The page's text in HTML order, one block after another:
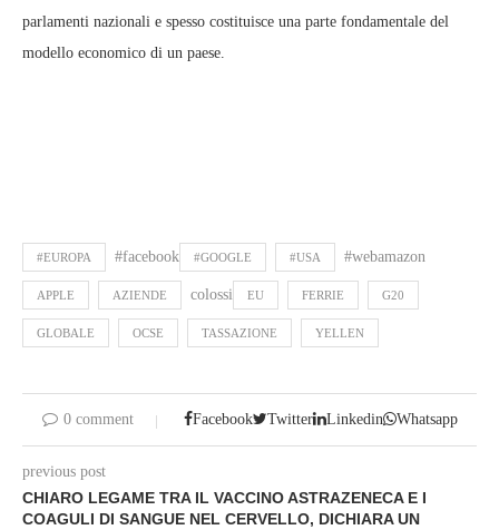
parlamenti nazionali e spesso costituisce una parte fondamentale del
modello economico di un paese.
#EUROPA #facebook #GOOGLE #USA #webamazon
APPLE AZIENDE colossi EU FERRIE G20
GLOBALE OCSE TASSAZIONE YELLEN
0 comment Facebook Twitter Linkedin Whatsapp
previous post
CHIARO LEGAME TRA IL VACCINO ASTRAZENECA E I
COAGULI DI SANGUE NEL CERVELLO, DICHIARA UN